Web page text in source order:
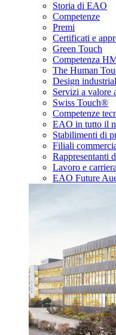
Storia di EAO
Competenze
Premi
Certificati e
Green Touch
Competenza
The Human
Design
Servizi a valore
Swiss Touch®
Competenze
EAO in tutto il
Stabilimenti di
Filiali
Rappresentanti
Lavoro e
EAO Future